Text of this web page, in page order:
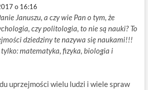
o 16:16
Januszu, a czy wie Pan o tym, że
czy politologia, to nie są nauki? To
dziedziny te nazywa się naukami!!!
matematyka, fizyka, biologia i
uprzejmości wielu ludzi i wiele spraw